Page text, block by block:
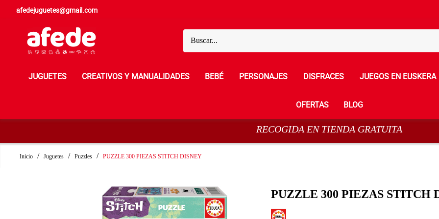
afedejuguetes@gmail.com
JUGUETES CREATIVOS Y MANUALIDADES BEBÉ PERSONAJES DISFRACES JUEGOS EN EUSKERA
OFERTAS BLOG
RECOGIDA EN TIENDA GRATUITA
Inicio Juguetes Puzzles PUZZLE 300 PIEZAS STITCH DISNEY
PUZZLE 300 PIEZAS STITCH